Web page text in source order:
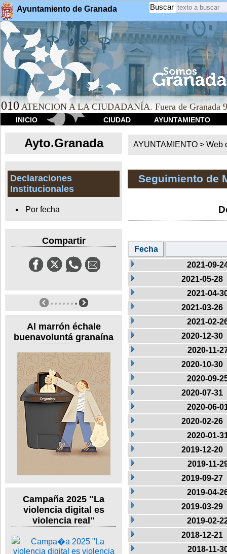
Ayuntamiento de Granada Buscar
010 ATENCION A LA CIUDADANÍA. Fuera de Granada
INICIO CIUDAD AYUNTAMIENTO
Ayto.Granada
Declaraciones
Institucionales
Por fecha
Compartir
Al marrón échale
buenavoluntá granaína
Campaña 2025 "La
violencia digital es
violencia real"
AYUNTAMIENTO > Web
Seguimiento de
Fecha
2021-09-
2021-05-28
2021-04-
2021-03-26
2021-02-
2020-12-30
2020-11-
2020-10-30
2020-09-
2020-07-31
2020-06-
2020-02-26
2020-01-
2019-12-20
2019-11-
2019-09-27
2019-04-
2019-03-29
2019-02-
2018-12-21
2018-11-